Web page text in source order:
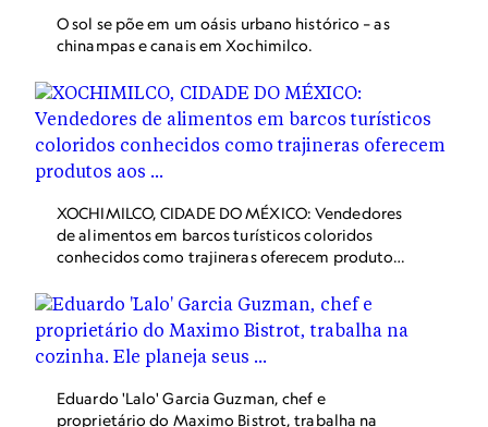
O sol se põe em um oásis urbano histórico – as
chinampas e canais em Xochimilco.
XOCHIMILCO, CIDADE DO MÉXICO: Vendedores
de alimentos em barcos turísticos coloridos
conhecidos como trajineras oferecem produtos
pantanoso declarado patrimônio mundial da
Unesco, no sul da Cidade do México. Canais pré-
hispânicos e fazendas flutuantes fazem dele uma
das principais atrações turísticas da capital, mas
degradam o antigo local. Os cientistas
Eduardo 'Lalo' Garcia Guzman, chef e
proprietário do Maximo Bistrot, trabalha na